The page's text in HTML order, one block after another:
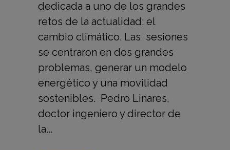
dedicada a uno de los grandes
retos de la actualidad: el
cambio climático. Las sesiones
se centraron en dos grandes
problemas, generar un modelo
energético y una movilidad
sostenibles. Pedro Linares,
doctor ingeniero y director de
la...